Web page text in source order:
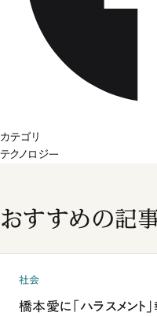
カテゴリ
テクノロジー
おすすめの記
社会
橋本愛に「ハラスメン